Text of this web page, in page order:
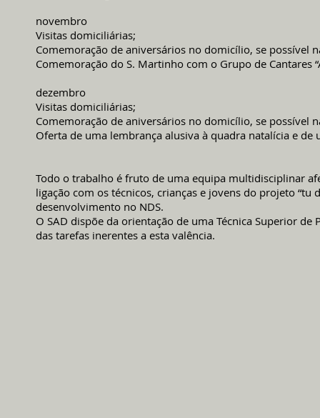
novembro
Visitas domiciliárias;
Comemoração de aniversários no domicílio, se possível
Comemoração do S. Martinho com o Grupo de Cantares
dezembro
Visitas domiciliárias;
Comemoração de aniversários no domicílio, se possível
Oferta de uma lembrança alusiva à quadra natalícia e
Todo o trabalho é fruto de uma equipa multidisciplinar
ligação com os técnicos, crianças e jovens do projeto
desenvolvimento no NDS.
O SAD dispõe da orientação de uma Técnica Superior
das tarefas inerentes a esta valência.